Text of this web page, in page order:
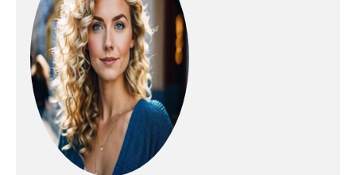
silicone 15D : le tissu
personnalisé revêtu de
silicone Lanshan15D
est plus imperméable
et plus résistant, et le
fond de la tente est en
nylon silicone
imperméable léger